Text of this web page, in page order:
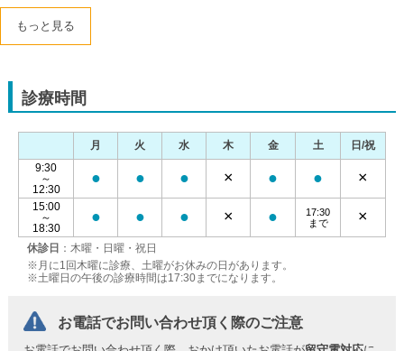
もっと見る
診療時間
休診日 ：木曜・日曜・祝日
※月に1回木曜に診療、土曜がお休みの日があります。
※土曜日の午後の診療時間は17:30までになります。
月 火 水 木 金 土
日/祝
9:30
～
12:30
● ● ● × ● ● ×
15:00
～
18:30
● ● ● × ●
17:30
まで
×
お電話でお問い合わせ頂く際のご注意